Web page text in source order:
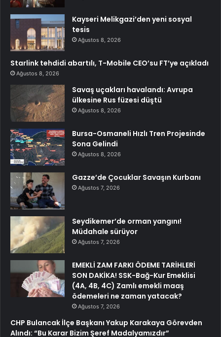
Kayseri Melikgazi’den yeni sosyal
tesis
Ağustos 8, 2026
Starlink tehdidi abartılı, T-Mobile CEO’su FT’ye açıkladı
Ağustos 8, 2026
Savaş uçakları havalandı: Avrupa
ülkesine Rus füzesi düştü
Ağustos 8, 2026
Bursa-Osmaneli Hızlı Tren Projesinde
Sona Gelindi
Ağustos 8, 2026
Gazze’de Çocuklar Savaşın Kurbanı
Ağustos 7, 2026
Seydikemer’de orman yangını!
Müdahale sürüyor
Ağustos 7, 2026
EMEKLİ ZAM FARKI ÖDEME TARİHLERİ
SON DAKİKA! SSK-Bağ-Kur Emeklisi
(4A, 4B, 4C) Zamlı emekli maaş
ödemeleri ne zaman yatacak?
Ağustos 7, 2026
CHP Bulancak İlçe Başkanı Yakup Karakaya Görevden
Alındı: “Bu Karar Bizim Şeref Madalyamızdır”